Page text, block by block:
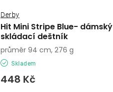
Hit Mini Stripe Blue- dámský
skládací deštník
Derby
Skladem
448 Kč
průměr 94 cm, 276 g